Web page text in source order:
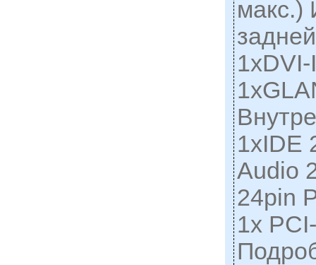
макс.)
1xIDE
Audio
24pin
1x